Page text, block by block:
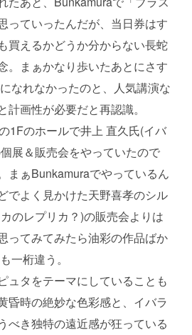
っていったんだが、当日券はす
買えるかどうか分からない長蛇
。まぁかなり歩いたあとにさす
なれなかったのと、人気講演な
計画性が必要だと再認識。
1Fのホールで井上 直久氏(イバ
展＆販売会をやっていたので
まぁBunkamuraでやっているん
でよく見かけた天野喜孝のシル
のレプリカ？)の販売会よりは
ってみてみたら油彩の作品ばか
一桁違う。
ュタをテーマにしていることも
昏時の絶妙な色彩感と、イバラ
べき独特の遠近感が狂っている